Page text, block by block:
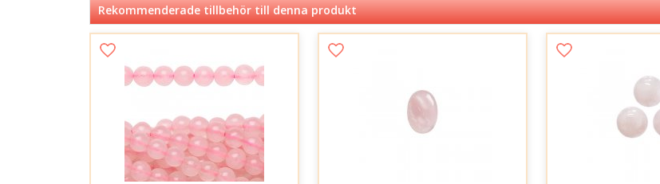
Rekommenderade tillbehör till denna produkt